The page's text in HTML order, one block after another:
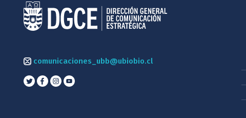
comunicaciones_ubb@ubiobio.cl